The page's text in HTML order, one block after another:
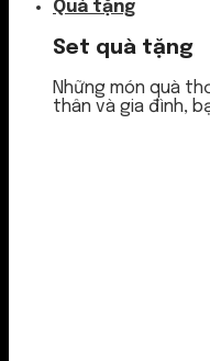
Quà tặng
Set quà tặng
Những món quà
thân và gia đình,